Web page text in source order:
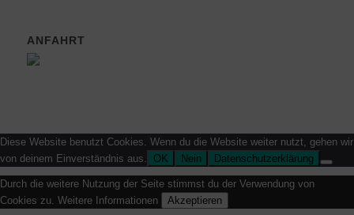
ANFAHRT
Diese Website benutzt Cookies. Wenn du die Website weiter nutzt, gehen wir
von deinem Einverständnis aus.
OK Nein Datenschutzerklärung
Durch die weitere Nutzung der Seite stimmst du der Verwendung von
Cookies zu. Weitere Informationen Akzeptieren